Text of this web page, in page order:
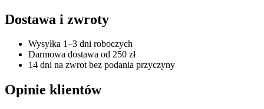
Dostawa i zwroty
Wysyłka 1–3 dni roboczych
Darmowa dostawa od 250 zł
14 dni na zwrot bez podania przyczyny
Opinie klientów